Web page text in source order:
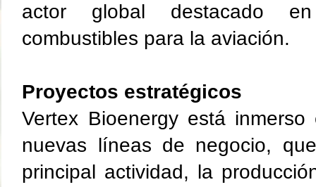
actor global destacado
combustibles para la aviación.
Proyectos estratégicos
Vertex Bioenergy está
nuevas líneas de negocio,
principal actividad, la